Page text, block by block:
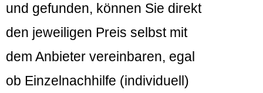
und gefunden, können Sie direkt
den jeweiligen Preis selbst mit
dem Anbieter vereinbaren, egal
ob Einzelnachhilfe (individuell)